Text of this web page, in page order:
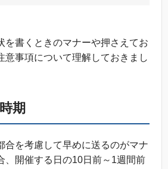
を書くときのマナーや押さえてお
意事項について理解しておきまし
期
合を考慮して早めに送るのがマナ
、開催する日の10日前～1週間前